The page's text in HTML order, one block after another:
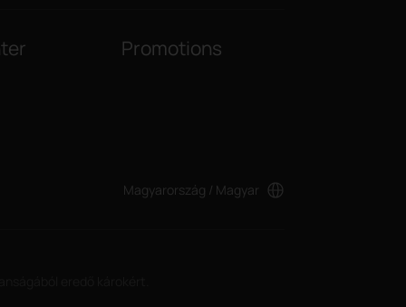
Promotions
Magyarország / Magyar